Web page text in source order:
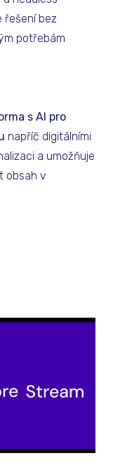
řešení bez
potřebám
s AI pro
napříč digitálními
a umožňuje
obsah v